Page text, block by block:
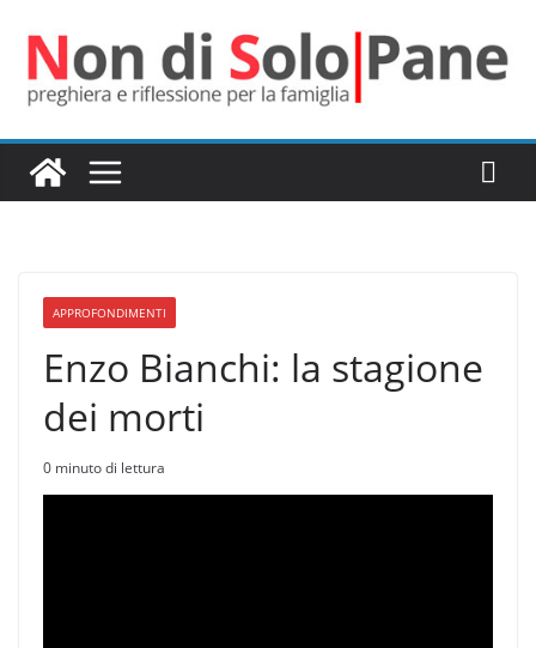
contenuto
APPROFONDIMENTI
Enzo Bianchi: la stagione
dei morti
0 minuto di lettura